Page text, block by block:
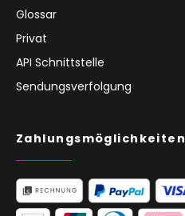
Glossar
Privat
API Schnittstelle
Sendungsverfolgung
Zahlungsmöglichkeiten